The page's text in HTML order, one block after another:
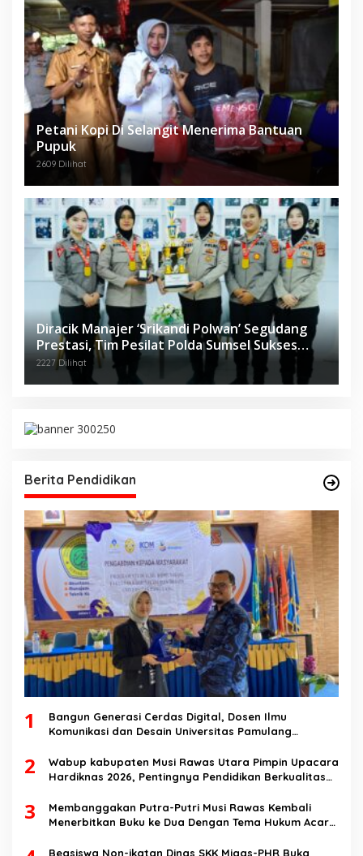
Petani Kopi Di Selangit Menerima Bantuan
Pupuk
2609 Dilihat
Diracik Manajer ‘Srikandi Polwan’ Segudang
Prestasi, Tim Pesilat Polda Sumsel Sukses
Diajang Kejurnas Menpora Cup II 2024
2227 Dilihat
Berita Pendidikan
1
Bangun Generasi Cerdas Digital, Dosen Ilmu
Komunikasi dan Desain Universitas Pamulang
Speech di SMK Ikhlas Jawilan
2
Wabup kabupaten Musi Rawas Utara Pimpin Upacara
Hardiknas 2026, Pentingnya Pendidikan Berkualitas
3
Membanggakan Putra-Putri Musi Rawas Kembali
Menerbitkan Buku ke Dua Dengan Tema Hukum Acara
Beasiswa Non-ikatan Dinas SKK Migas-PHR Buka